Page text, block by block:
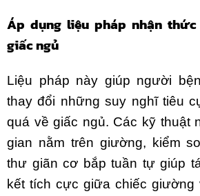
Áp dụng liệu pháp nhận
giấc ngủ
Liệu pháp này giúp người
thay đổi những suy nghĩ tiêu
quá về giấc ngủ. Các kỹ thuật
gian nằm trên giường, kiểm
thư giãn cơ bắp tuần tự giúp
kết tích cực giữa chiếc giường